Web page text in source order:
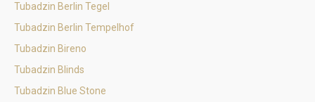
Tubadzin Berlin Tegel
Tubadzin Berlin Tempelhof
Tubadzin Bireno
Tubadzin Blinds
Tubadzin Blue Stone